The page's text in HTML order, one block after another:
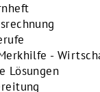
-
Lösungen